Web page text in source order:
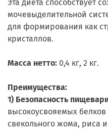
Эта диета способствует
мочевыделительной
для формирования как
кристаллов.
Масса нетто: 0,4 кг, 2 кг.
Преимущества:
1) Безопасность
высокоусвояемых белков
свекольного жома, риса